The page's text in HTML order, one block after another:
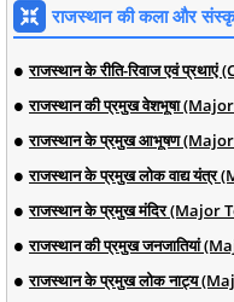
राजस्थान की कला और
राजस्थान के रीति-रिवाज एवं
राजस्थान की प्रमुख वेशभूषा
राजस्थान के प्रमुख आभूषण
राजस्थान के प्रमुख लोक वाद्य
राजस्थान के प्रमुख मंदिर
राजस्थान की प्रमुख जनजातियां
राजस्थान के प्रमुख लोक नाट्य